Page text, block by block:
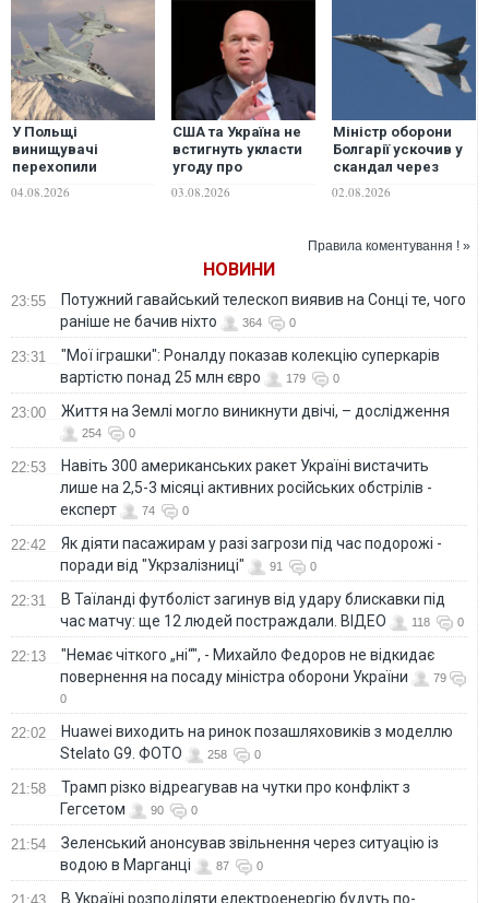
У Польщі
винищувачі
перехопили
який підлетів до
04.08.2026
США та Україна не
встигнуть укласти
угоду про
до Patriot до цієї
03.08.2026
Міністр оборони
Болгарії ускочив у
скандал через
які претендує
02.08.2026
Правила коментування ! »
НОВИНИ
23:55
Потужний гавайський телескоп виявив на Сонці те, чого
раніше не бачив ніхто
364 0
23:31
"Мої іграшки": Роналду показав колекцію суперкарів
вартістю понад 25 млн євро
179 0
23:00 Життя на Землі могло виникнути двічі, – дослідження
254 0
22:53
Навіть 300 американських ракет Україні вистачить
лише на 2,5-3 місяці активних російських обстрілів -
експерт
74 0
22:42
Як діяти пасажирам у разі загрози під час подорожі -
поради від "Укрзалізниці"
91 0
22:31
В Таїланді футболіст загинув від удару блискавки під
час матчу: ще 12 людей постраждали. ВІДЕО
118 0
22:13
"Немає чіткого „ні“", - Михайло Федоров не відкидає
повернення на посаду міністра оборони України
79
0
22:02
Huawei виходить на ринок позашляховиків з моделлю
Stelato G9. ФОТО
258 0
21:58
Трамп різко відреагував на чутки про конфлікт з
Гегсетом
90 0
21:54
Зеленський анонсував звільнення через ситуацію із
водою в Марганці
87 0
В Україні розподіляти електроенергію будуть по-